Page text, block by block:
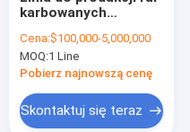
karbowanych
sterowana PLC z
mocą 100-1000kW i
systemem
Cena:$100,000-5,000,000
MOQ:1 Line
Pobierz najnowszą cenę
Skontaktuj się teraz